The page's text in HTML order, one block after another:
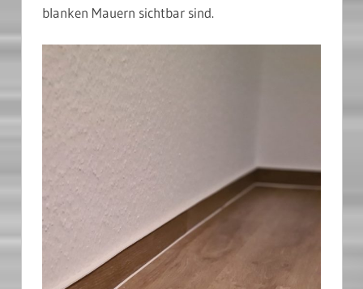
blanken Mauern sichtbar sind.